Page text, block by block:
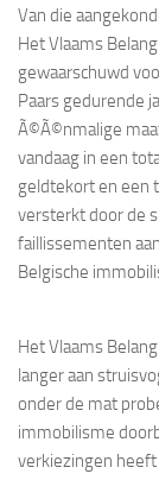
Van die
Het Vlaams
gewaarschuwd
Paars gedurende
Ã©Ã©nmalige
vandaag in een
geldtekort en een
versterkt door de
faillissementen
Belgische
Het Vlaams
langer aan
onder de mat
immobilisme
verkiezingen